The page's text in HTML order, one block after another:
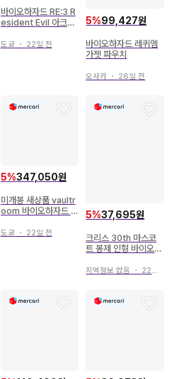
바이오하자드 RE:3 R
esident Evil 아크릴
도쿄 ・ 22일 전
5%99,427원
바이오하자드 레퀴엠
가젯 파우치
오사카 ・ 26일 전
5%347,050원
미개봉 새상품 vaultr
oom 바이오하자드 레
도쿄 ・ 22일 전
5%37,695원
크리스 30th 마스코
트 봉제 인형 바이오하
지역정보 없음 ・ 22일 전